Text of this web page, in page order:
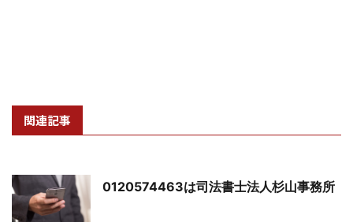
関連記事
0120574463は司法書士法人杉山事務所